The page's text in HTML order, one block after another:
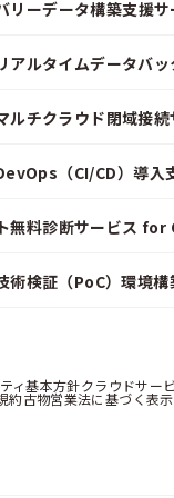
リーデータ構築支援サ
アルタイムデータバ
ルチクラウド閉域接
（CI/CD）導入
無料診断サービス for
術検証（PoC）環境構
ィ基本方針クラウドサー
約古物営業法に基づく表示